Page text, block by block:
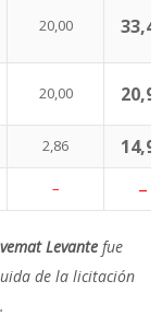
20,00
20,00
2,86
– –
Levante fue
de la licitación